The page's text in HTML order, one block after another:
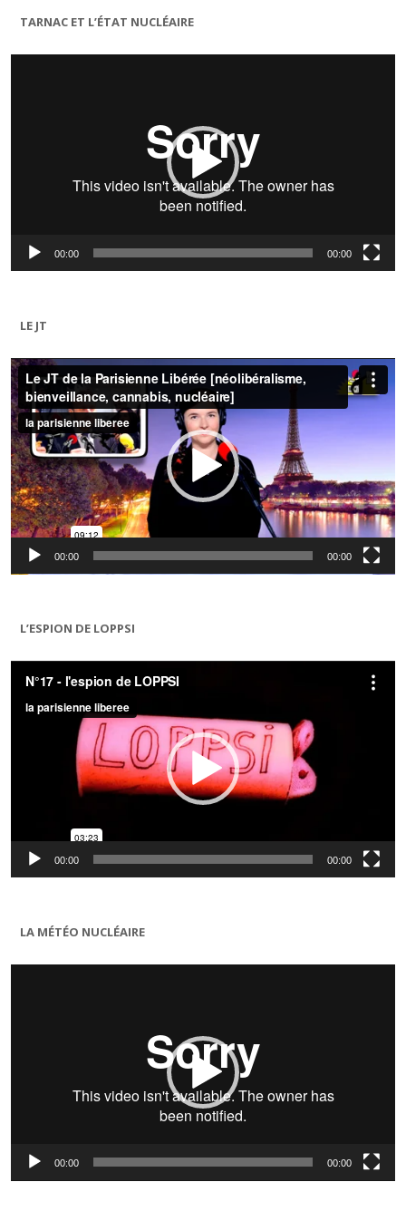
TARNAC ET L’ÉTAT NUCLÉAIRE
Lecteur
00:00 00:00
LE JT
Lecteur
vidéo
00:00 00:00
L’ESPION DE LOPPSI
Lecteur
vidéo
00:00 00:00
LA MÉTÉO NUCLÉAIRE
Lecteur
00:00 00:00